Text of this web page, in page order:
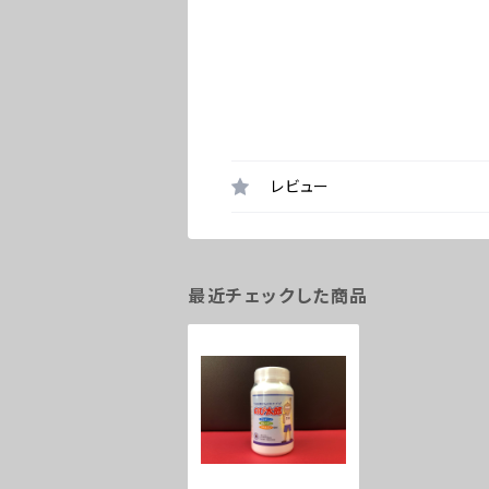
レビュー
最近チェックした商品